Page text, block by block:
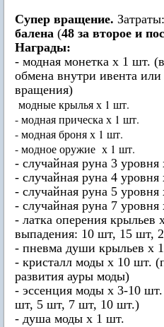
Супер вращение. Затраты:
балена (48 за второе и
Награды:
- модная монетка х 1 шт.
обмена внутри ивента или
вращения)
модные крылья х 1 шт.
- модная прическа х 1 шт.
- модная броня х 1 шт.
- модное оружие х 1 шт.
- случайная руна 3
- случайная руна 4
- случайная руна 5
- случайная руна 7
- латка оперения крыльев
выпадения: 10 шт, 15 шт,
- пневма души крыльев х
- кристалл моды х 10 шт.
развития ауры моды)
- эссенция моды х 3-10
шт, 5 шт, 7 шт, 10 шт.)
- душа моды х 1 шт.